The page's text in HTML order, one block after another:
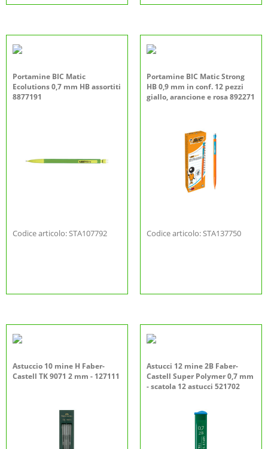
Portamine BIC Matic
Ecolutions 0,7 mm HB assortiti
8877191
Codice articolo: STA107792
Portamine BIC Matic Strong
HB 0,9 mm in conf. 12 pezzi
giallo, arancione e rosa 892271
Codice articolo: STA137750
Astuccio 10 mine H Faber-
Castell TK 9071 2 mm - 127111
Astucci 12 mine 2B Faber-
Castell Super Polymer 0,7 mm
- scatola 12 astucci 521702